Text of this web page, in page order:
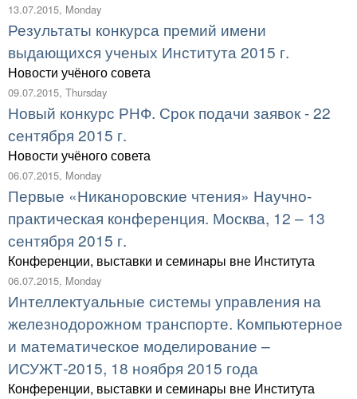
13.07.2015, Monday
Результаты конкурса премий имени
выдающихся ученых Института 2015 г.
Новости учёного совета
09.07.2015, Thursday
Новый конкурс РНФ. Срок подачи заявок - 22
сентября 2015 г.
Новости учёного совета
06.07.2015, Monday
Первые «Никаноровские чтения» Научно-
практическая конференция. Москва, 12 – 13
сентября 2015 г.
Конференции, выставки и семинары вне Института
06.07.2015, Monday
Интеллектуальные системы управления на
железнодорожном транспорте. Компьютерное
и математическое моделирование –
ИСУЖТ-2015, 18 ноября 2015 года
Конференции, выставки и семинары вне Института